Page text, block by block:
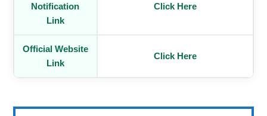
Notification
Link
Click Here
Official Website
Link
Click Here